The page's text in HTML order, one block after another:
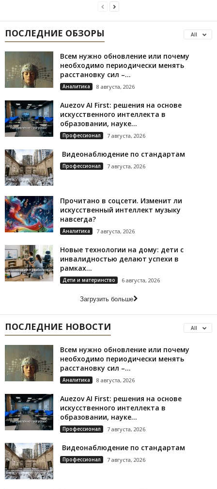
ПОСЛЕДНИЕ ОБЗОРЫ All
Всем нужно обновление или почему
необходимо периодически менять
расстановку сил –...
Аналитика 8 августа, 2026
Auezov AI First: решения на основе
искусственного интеллекта в
образовании, науке...
Профессионал 7 августа, 2026
Видеонаблюдение по стандартам
Профессионал 7 августа, 2026
Прочитано в соцсети. Изменит ли
искусственный интеллект музыку
навсегда?
Аналитика 7 августа, 2026
Новые технологии на дому: дети с
инвалидностью делают успехи в
рамках...
Дети и материнство 6 августа, 2026
Загрузить больше
ПОСЛЕДНИЕ НОВОСТИ All
Всем нужно обновление или почему
необходимо периодически менять
расстановку сил –...
Аналитика 8 августа, 2026
Auezov AI First: решения на основе
искусственного интеллекта в
образовании, науке...
Профессионал 7 августа, 2026
Видеонаблюдение по стандартам
Профессионал 7 августа, 2026